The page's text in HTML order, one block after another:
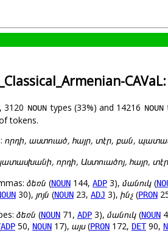
CAVaL:
3120 NOUN types (33%) and 14216 NOUN
tokens.
որդի, աստուած, հայր, տէր, բան,
որդի, Աստուածոյ, հայր,
ձեռն (NOUN 144, ADP 3), մանուկ (
30), յոյն (NOUN 23, ADJ 3), ինչ (PRON
ձեռն (NOUN 71, ADP 3), մանուկ (NOUN
ADP 50, NOUN 17), այս(PRON 172, DET90,